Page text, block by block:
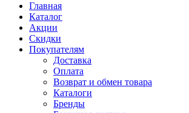
Главная
Каталог
Акции
Скидки
Покупателям
Доставка
Оплата
Возврат и обмен товара
Каталоги
Бренды